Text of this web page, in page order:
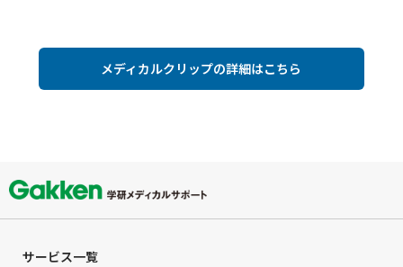
メディカルクリップの詳細はこちら
サービス一覧